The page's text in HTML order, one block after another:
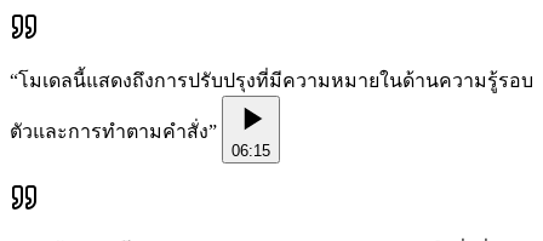
“โมเดลนี้แสดงถึงการปรับปรุงที่มีความหมายในด้านความรู้รอบ
ตัวและการทำตามคำสั่ง”
06:15